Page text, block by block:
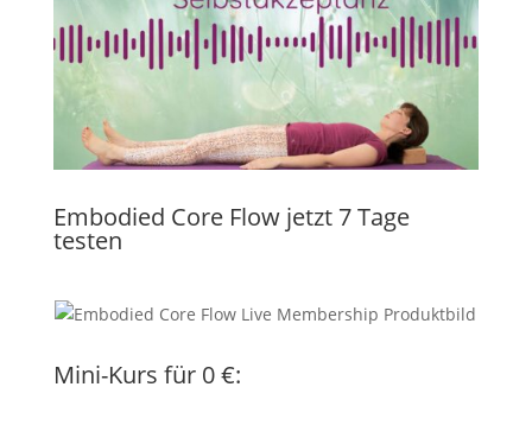
Embodied Core Flow jetzt 7 Tage
testen
Mini-Kurs für 0 €: